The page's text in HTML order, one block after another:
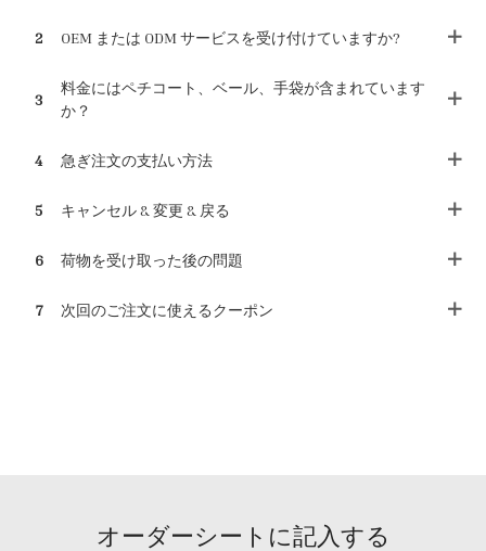
2 OEM または ODM サービスを受け付けていますか?
3
料金にはペチコート、ベール、手袋が含まれています
か？
4 急ぎ注文の支払い方法
5 キャンセル & 変更 & 戻る
6 荷物を受け取った後の問題
7 次回のご注文に使えるクーポン
オーダーシートに記入する